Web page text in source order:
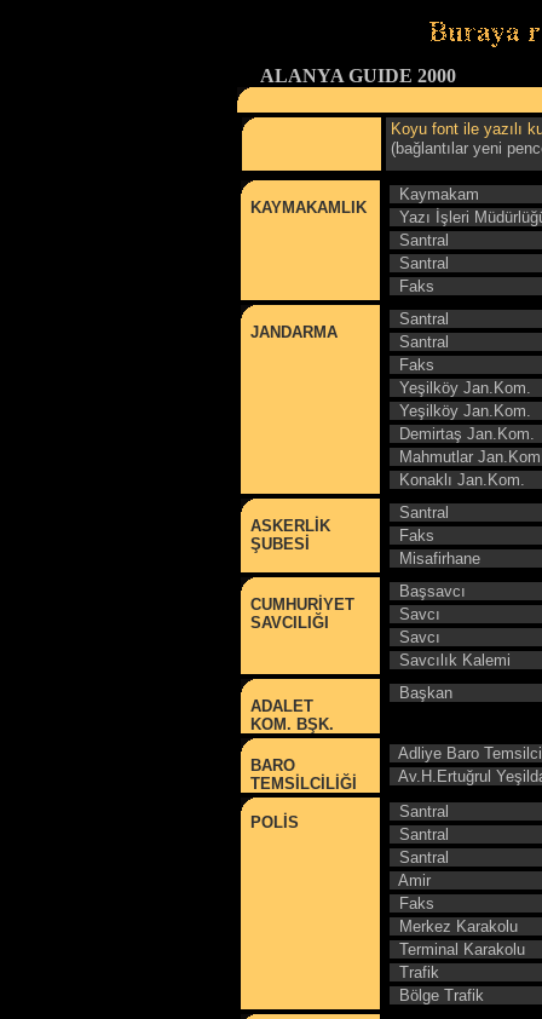
ALANYA GUIDE 2000
Koyu font ile yazılı
(bağlantılar yeni
KAYMAKAMLIK
Kaymakam
Yazı İşleri
Santral
Santral
Faks
JANDARMA
Santral
Santral
Faks
Yeşilköy Jan.Kom.
Yeşilköy Jan.Kom.
Demirtaş Jan.Kom.
Mahmutlar
Konaklı Jan.Kom.
ASKERLİK
ŞUBESİ
Santral
Faks
Misafirhane
CUMHURİYET
SAVCILIĞI
Başsavcı
Savcı
Savcı
Savcılık Kalemi
ADALET
KOM. BŞK.
Başkan
BARO
TEMSİLCİLİĞİ
Adliye Baro
Av.H.Ertuğrul
POLİS
Santral
Santral
Santral
Amir
Faks
Merkez Karakolu
Terminal Karakolu
Trafik
Bölge Trafik